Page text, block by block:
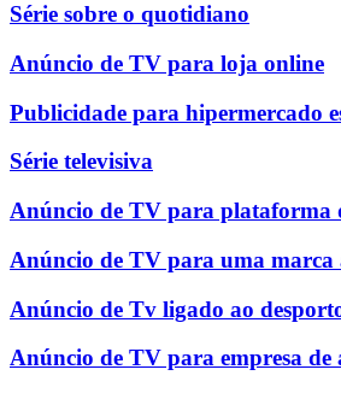
Série sobre o quotidiano
Anúncio de TV para loja online
Publicidade para hipermercado
Série televisiva
Anúncio de TV para plataforma
Anúncio de TV para uma marca
Anúncio de Tv ligado ao
Anúncio de TV para empresa